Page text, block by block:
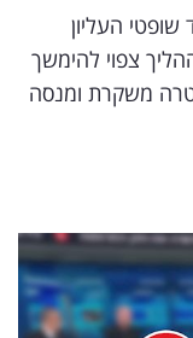
שופטי העליון
צפוי להימשך
משקרת ומנסה